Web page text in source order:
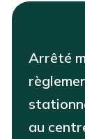
Arrêté
au